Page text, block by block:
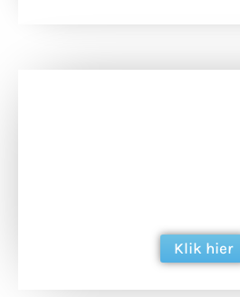
Klik hier